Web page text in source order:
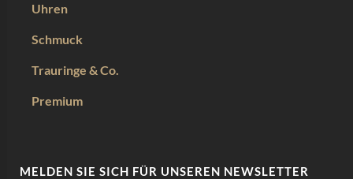
Uhren
Schmuck
Trauringe & Co.
Premium
MELDEN SIE SICH FÜR UNSEREN NEWSLETTER